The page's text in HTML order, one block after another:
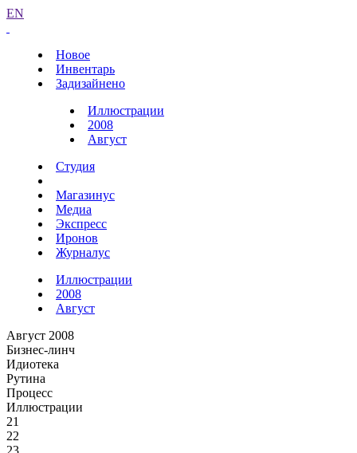
EN
Новое
Инвентарь
Задизайнено
Иллюстрации
2008
Август
Студия
Магазинус
Медиа
Экспресс
Иронов
Журналус
Иллюстрации
2008
Август
Август 2008
Бизнес-линч
Идиотека
Рутина
Процесс
Иллюстрации
21
22
23